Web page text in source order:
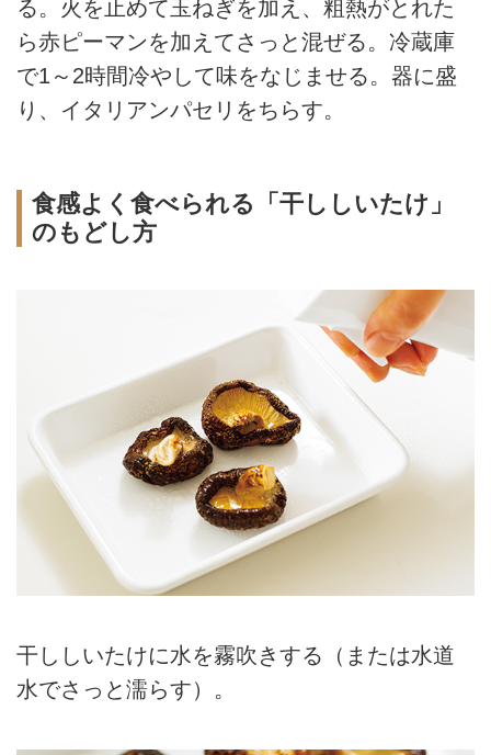
る。火を止めて玉ねぎを加え、粗熱がとれた
ら赤ピーマンを加えてさっと混ぜる。冷蔵庫
で1～2時間冷やして味をなじませる。器に盛
り、イタリアンパセリをちらす。
食感よく食べられる「干ししいたけ」
のもどし方
干ししいたけに水を霧吹きする（または水道
水でさっと濡らす）。